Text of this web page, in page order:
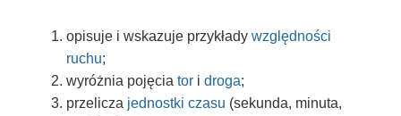
opisuje i wskazuje przykładywzględności
ruchu;
wyróżnia pojęciator idroga;
przelicza jednostki czasu (sekunda, minuta,